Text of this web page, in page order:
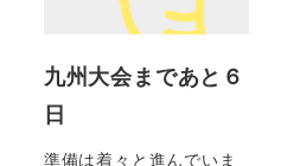
九州大会まであと６
日
準備は着々と進んでいま